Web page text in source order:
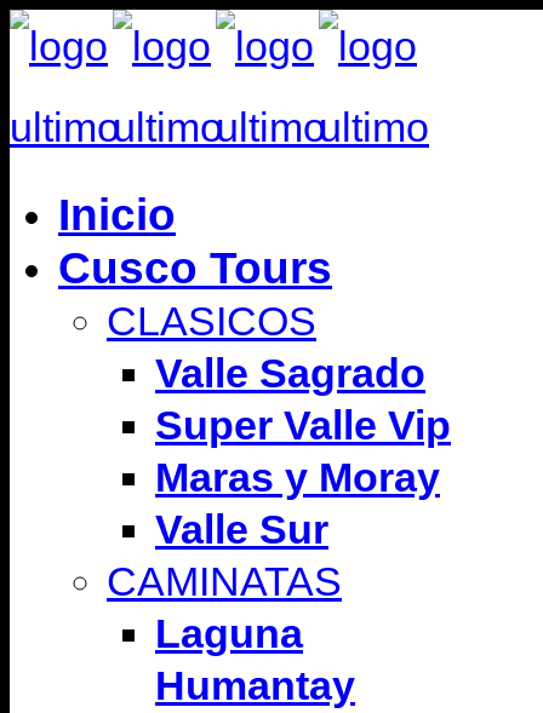
Inicio
Cusco Tours
CLASICOS
Valle Sagrado
Super Valle Vip
Maras y Moray
Valle Sur
CAMINATAS
Laguna
Humantay